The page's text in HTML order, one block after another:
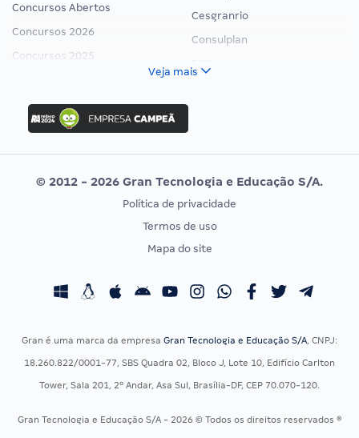
Concursos Abertos
Concursos 2026
Concursos 2025
Concurso Nacional Unificado
Concurso Ibama
Concurso MPU
Editais publicados
Cesgranrio
Consulplan
Vunesp
CONCURSOS POR PROFISSÃO
Concursos Fiscais
Residência Multiprofissional
EXAME DE ORDEM
Calendário OAB
Veja mais
© 2012 - 2026 Gran Tecnologia e Educação S/A.
Política de privacidade
Termos de uso
Mapa do site
Gran é uma marca da empresa Gran Tecnologia e Educação S/A, CNPJ:
18.260.822/0001-77, SBS Quadra 02, Bloco J, Lote 10, Edifício Carlton
Tower, Sala 201, 2º Andar, Asa Sul, Brasília-DF, CEP 70.070-120.
Gran Tecnologia e Educação S/A - 2026 © Todos os direitos reservados ®